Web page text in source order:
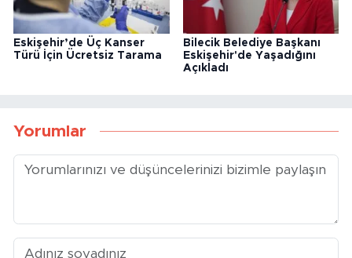
Eskişehir’de Üç Kanser
Türü İçin Ücretsiz Tarama
Bilecik Belediye Başkanı
Eskişehir'de Yaşadığını
Açıkladı
Yorumlar